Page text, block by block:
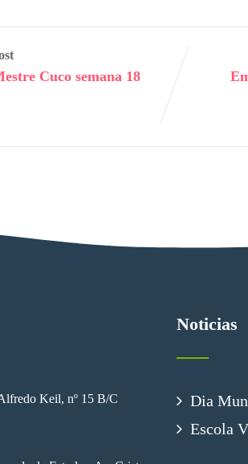
Cuco semana 18
Keil, nº 15 B/C
Noticias
Dia
Escola